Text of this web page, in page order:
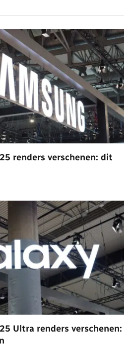
renders verschenen: dit
Ultra renders verschenen: